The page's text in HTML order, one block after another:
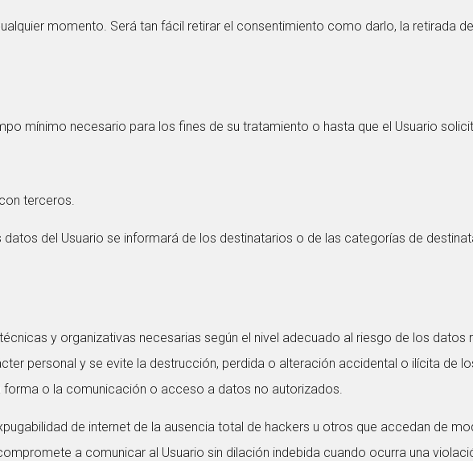
momento. Será tan fácil retirar el consentimiento como darlo, la retirada
mínimo necesario para los fines de su tratamiento o hasta que el Usuario
terceros.
del Usuario se informará de los destinatarios o de las categorías de
y organizativas necesarias según el nivel adecuado al riesgo de los datos
personal y se evite la destrucción, perdida o alteración accidental o ilícita de
o la comunicación o acceso a datos no autorizados.
de internet de la ausencia total de hackers u otros que accedan de
a comunicar al Usuario sin dilación indebida cuando ocurra una